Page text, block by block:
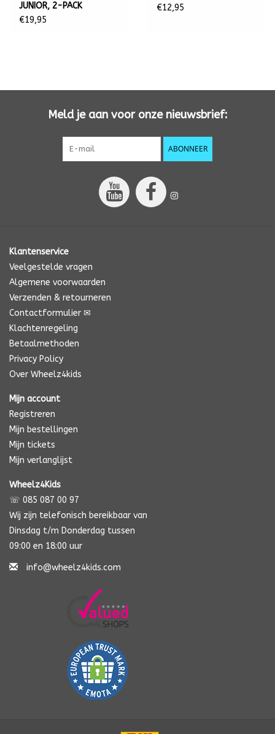
JUNIOR, 2-PACK
€19,95
€12,95
Meld je aan voor onze nieuwsbrief:
ABONNEER
Klantenservice
Veelgestelde vragen
Algemene voorwaarden
Verzenden & retourneren
Contactformulier ✉
Klachtenregeling
Betaalmethoden
Privacy Policy
Over Wheelz4kids
Mijn account
Registreren
Mijn bestellingen
Mijn tickets
Mijn verlanglijst
Wheelz4Kids
☏ 085 087 00 97
Wij zijn telefonisch bereikbaar van
Dinsdag t/m Donderdag tussen
09:00 en 18:00 uur
info@wheelz4kids.com